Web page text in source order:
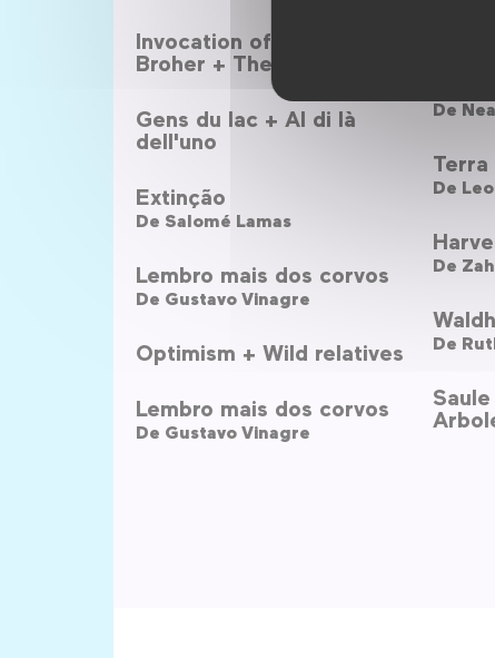
Invocation of my Demon
Broher + The Rare Event
Gens du lac + Al di là
dell'uno
Extinção
De Salomé Lamas
Lembro mais dos corvos
De Gustavo Vinagre
Optimism + Wild relatives
Lembro mais dos corvos
De Gustavo Vinagre
De
Terra
De
De
De